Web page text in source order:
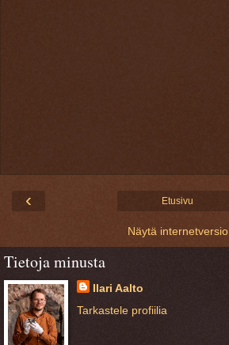
‹ Etusivu
Näytä internetversio
Tietoja minusta
Ilari Aalto
Tarkastele profiilia